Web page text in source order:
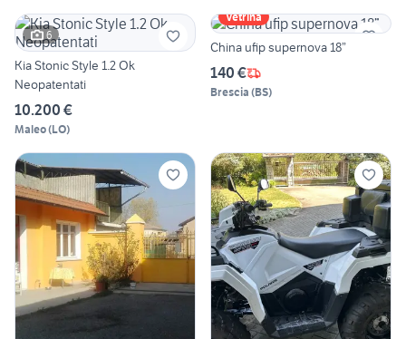
6
Kia Stonic Style 1.2 Ok
Neopatentati
10.200 €
Maleo(LO)
Vetrina
China ufip supernova 18”
140 €
Brescia (BS)